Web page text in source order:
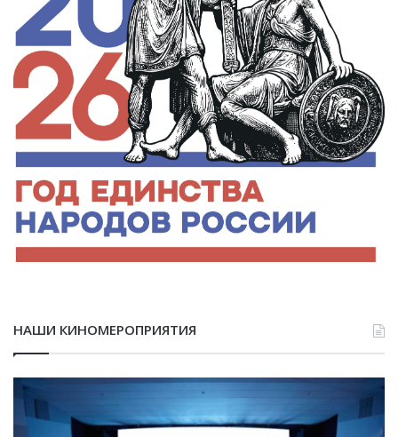
НАШИ КИНОМЕРОПРИЯТИЯ